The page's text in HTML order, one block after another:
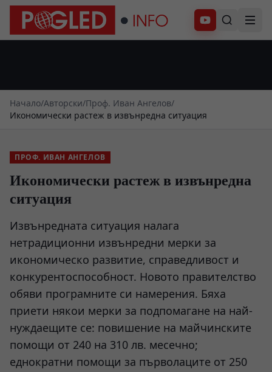
Абонирай се
Начало/Авторски/Проф. Иван Ангелов/
Икономически растеж в извънредна ситуация
ПРОФ. ИВАН АНГЕЛОВ
Икономически растеж в извънредна
ситуация
Извънредната ситуация налага
нетрадиционни извънредни мерки за
икономическо развитие, справедливост и
конкурентоспособност. Новото правителство
обяви програмните си намерения. Бяха
приети някои мерки за подпомагане на най-
нуждаещите се: повишение на майчинските
помощи от 240 на 310 лв. месечно;
еднократни помощи за първолаците от 250